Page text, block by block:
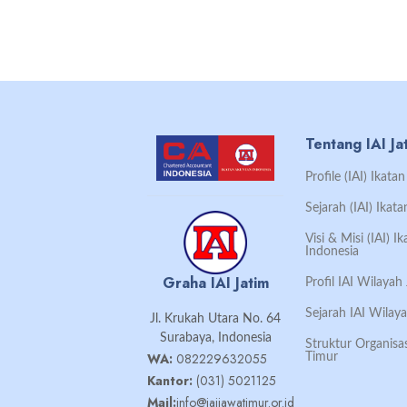
Graha IAI Jatim
Jl. Krukah Utara No. 64
Surabaya, Indonesia
WA: 082229632055
Kantor: (031) 5021125
Mail:info@iaijawatimur.or.id
Tentang IAI
Profile (IAI)
Sejarah (IAI)
Visi & Misi (IAI)
Indonesia
Profil IAI Wilayah
Sejarah IAI
Struktur
Timur